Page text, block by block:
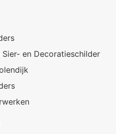
Sier- en Decoratieschilder